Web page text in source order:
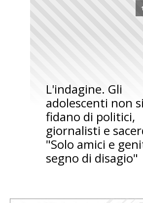
L'indagine. Gli
adolescenti non si
fidano di politici,
giornalisti e
"Solo amici e
segno di disagio"